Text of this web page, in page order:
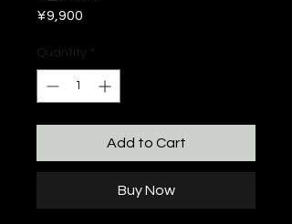
¥9,900
Quantity
Add to Cart
Buy Now